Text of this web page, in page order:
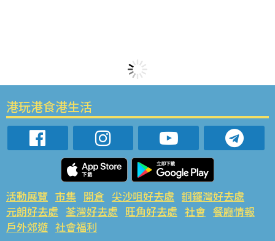
港玩港食港生活
活動展覽 市集 開倉 尖沙咀好去處 銅鑼灣好去處
元朗好去處 荃灣好去處 旺角好去處 社會 餐廳情報
戶外郊遊 社會福利